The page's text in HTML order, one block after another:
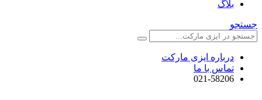
بلاگ
جستجو
درباره ایزی مارکت
تماس با ما
021-58206